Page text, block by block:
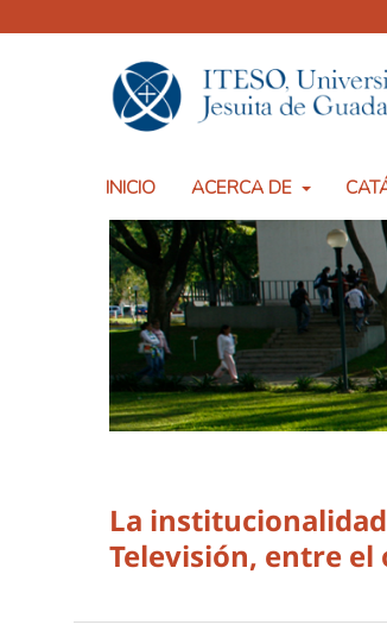
INICIO ACERCA DE
La
Televisión, entre